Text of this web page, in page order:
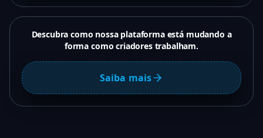
Descubra como nossa plataforma está mudando a
forma como criadores trabalham.
Saiba mais